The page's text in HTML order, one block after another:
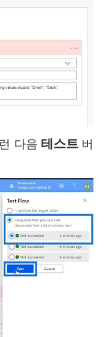
다음 테스트버